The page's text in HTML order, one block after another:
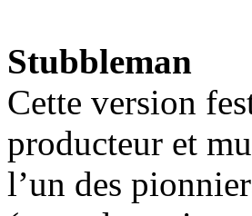
Stubbleman
Cette version
producteur et
l’un des